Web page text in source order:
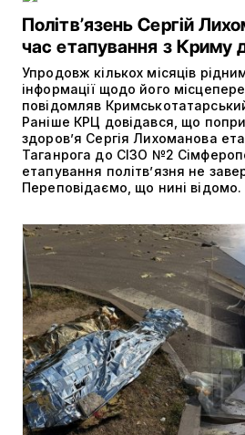
Політвʼязень Сергій
час етапування з Криму
Упродовж кількох місяців
інформації щодо його
повідомляв
Раніше КРЦ довідався, що
здоров’я Сергія Лихоманова
Таганрога до СІЗО №2
етапування політвʼязня не
Переповідаємо, що нині відомо.